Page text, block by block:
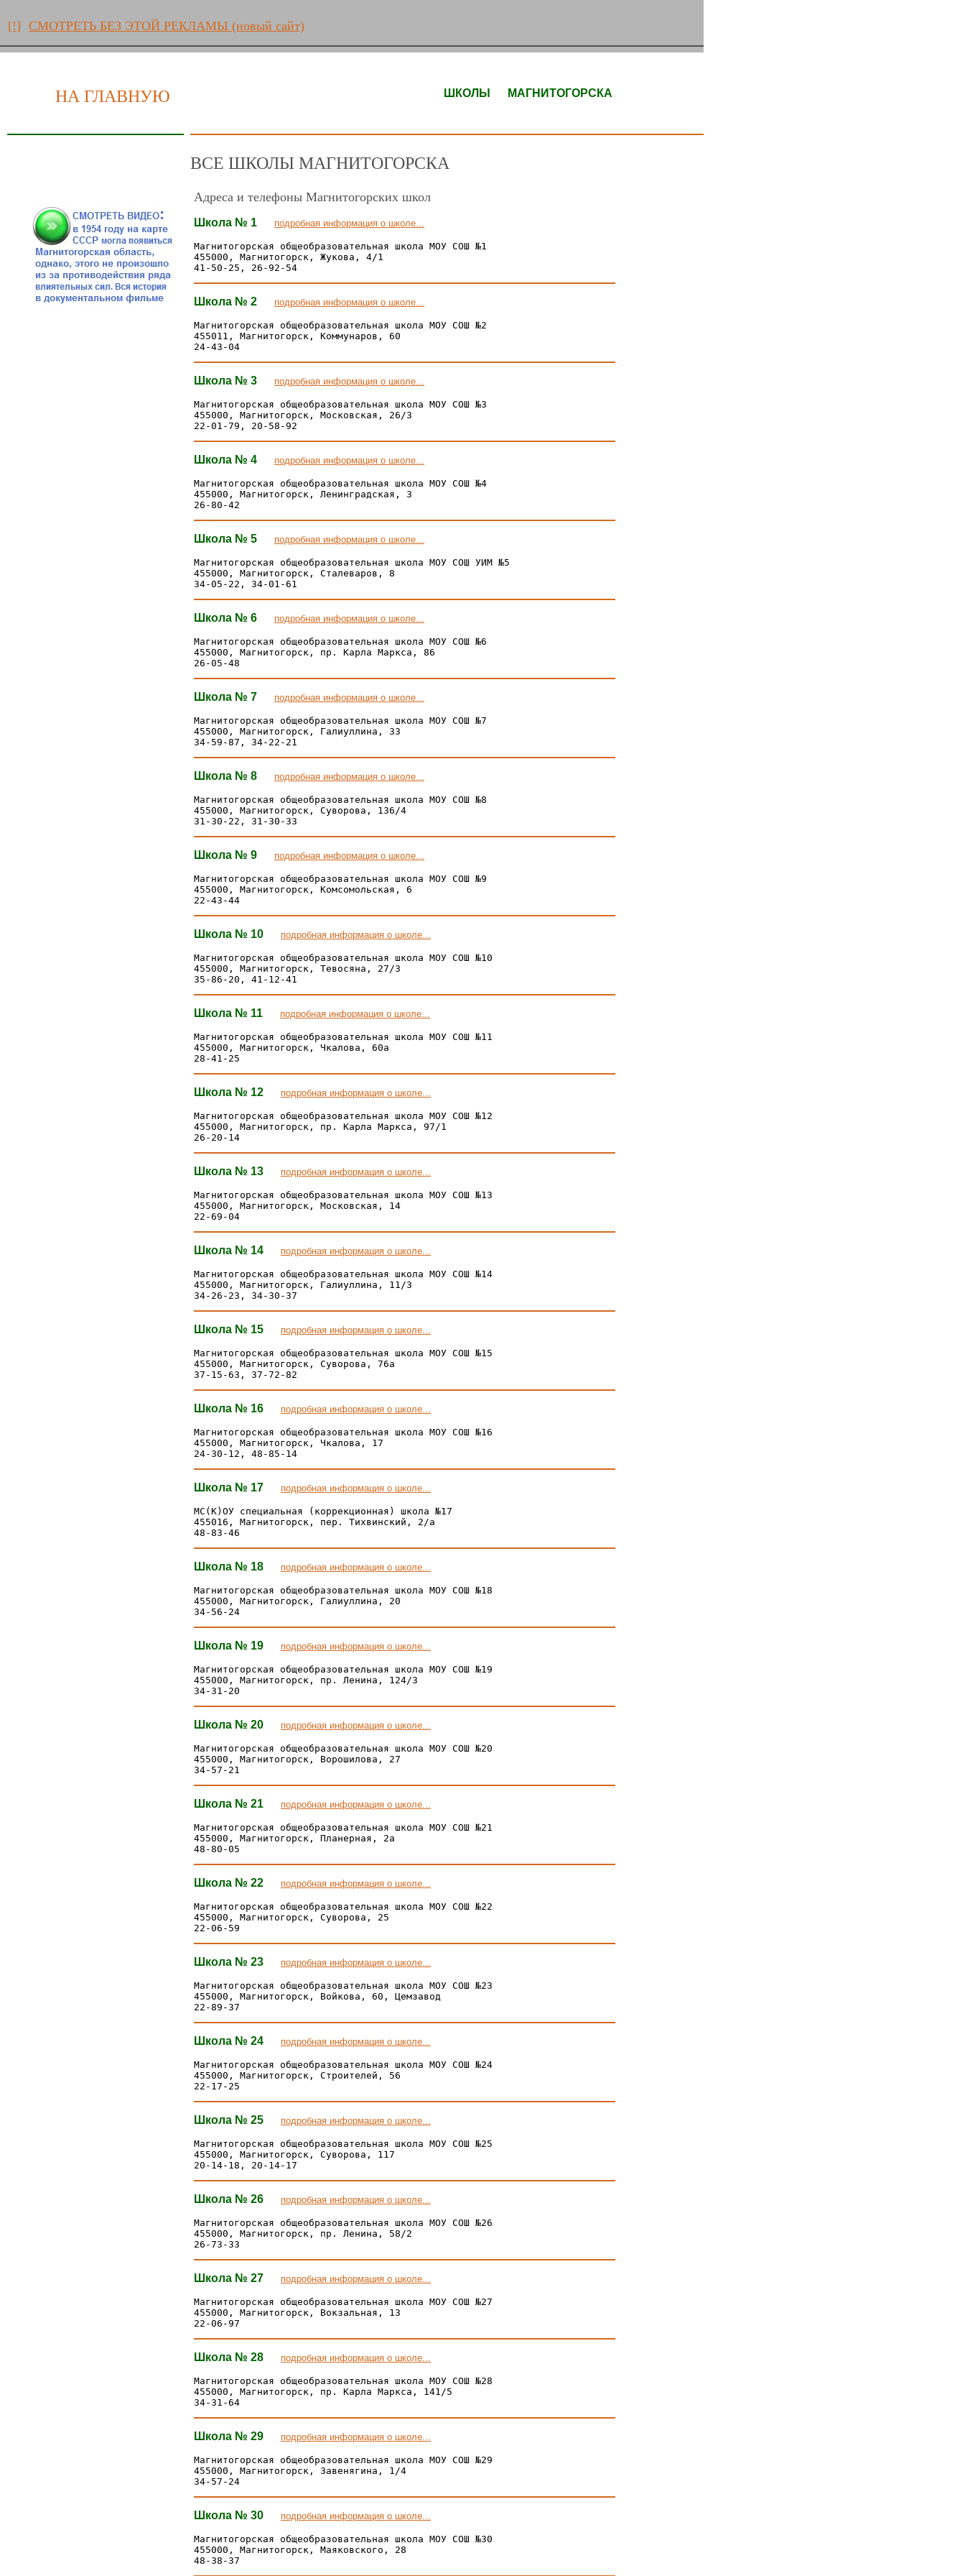
[!] СМОТРЕТЬ БЕЗ ЭТОЙ РЕКЛАМЫ (новый сайт)
НА ГЛАВНУЮ ШКОЛЫ МАГНИТОГОРСКА
ВСЕ ШКОЛЫ МАГНИТОГОРСКА
Адреса и телефоны Магнитогорских школ
Школа № 1 подробная информация о школе...
Магнитогорская общеобразовательная школа МОУ СОШ №1
455000, Магнитогорск, Жукова, 4/1
Школа № 2 подробная информация о школе...
Магнитогорская общеобразовательная школа МОУ СОШ №2
455011, Магнитогорск, Коммунаров, 60
Школа № 3 подробная информация о школе...
Магнитогорская общеобразовательная школа МОУ СОШ №3
455000, Магнитогорск, Московская, 26/3
Школа № 4 подробная информация о школе...
Магнитогорская общеобразовательная школа МОУ СОШ №4
455000, Магнитогорск, Ленинградская, 3
Школа № 5 подробная информация о школе...
Магнитогорская общеобразовательная школа МОУ СОШ УИМ №5
455000, Магнитогорск, Сталеваров, 8
Школа № 6 подробная информация о школе...
Магнитогорская общеобразовательная школа МОУ СОШ №6
455000, Магнитогорск, пр. Карла Маркса, 86
Школа № 7 подробная информация о школе...
Магнитогорская общеобразовательная школа МОУ СОШ №7
455000, Магнитогорск, Галиуллина, 33
Школа № 8 подробная информация о школе...
Магнитогорская общеобразовательная школа МОУ СОШ №8
455000, Магнитогорск, Суворова, 136/4
Школа № 9 подробная информация о школе...
Магнитогорская общеобразовательная школа МОУ СОШ №9
455000, Магнитогорск, Комсомольская, 6
Школа № 10 подробная информация о школе...
Магнитогорская общеобразовательная школа МОУ СОШ №10
455000, Магнитогорск, Тевосяна, 27/3
Школа № 11 подробная информация о школе...
Магнитогорская общеобразовательная школа МОУ СОШ №11
455000, Магнитогорск, Чкалова, 60а
Школа № 12 подробная информация о школе...
Магнитогорская общеобразовательная школа МОУ СОШ №12
455000, Магнитогорск, пр. Карла Маркса, 97/1
Школа № 13 подробная информация о школе...
Магнитогорская общеобразовательная школа МОУ СОШ №13
455000, Магнитогорск, Московская, 14
Школа № 14 подробная информация о школе...
Магнитогорская общеобразовательная школа МОУ СОШ №14
455000, Магнитогорск, Галиуллина, 11/3
Школа № 15 подробная информация о школе...
Магнитогорская общеобразовательная школа МОУ СОШ №15
455000, Магнитогорск, Суворова, 76а
Школа № 16 подробная информация о школе...
Магнитогорская общеобразовательная школа МОУ СОШ №16
455000, Магнитогорск, Чкалова, 17
Школа № 17 подробная информация о школе...
МС(К)ОУ специальная (коррекционная) школа №17
455016, Магнитогорск, пер. Тихвинский, 2/а
Школа № 18 подробная информация о школе...
Магнитогорская общеобразовательная школа МОУ СОШ №18
455000, Магнитогорск, Галиуллина, 20
Школа № 19 подробная информация о школе...
Магнитогорская общеобразовательная школа МОУ СОШ №19
455000, Магнитогорск, пр. Ленина, 124/3
Школа № 20 подробная информация о школе...
Магнитогорская общеобразовательная школа МОУ СОШ №20
455000, Магнитогорск, Ворошилова, 27
Школа № 21 подробная информация о школе...
Магнитогорская общеобразовательная школа МОУ СОШ №21
455000, Магнитогорск, Планерная, 2а
Школа № 22 подробная информация о школе...
Магнитогорская общеобразовательная школа МОУ СОШ №22
455000, Магнитогорск, Суворова, 25
Школа № 23 подробная информация о школе...
Магнитогорская общеобразовательная школа МОУ СОШ №23
455000, Магнитогорск, Войкова, 60, Цемзавод
Школа № 24 подробная информация о школе...
Магнитогорская общеобразовательная школа МОУ СОШ №24
455000, Магнитогорск, Строителей, 56
Школа № 25 подробная информация о школе...
Магнитогорская общеобразовательная школа МОУ СОШ №25
455000, Магнитогорск, Суворова, 117
Школа № 26 подробная информация о школе...
Магнитогорская общеобразовательная школа МОУ СОШ №26
455000, Магнитогорск, пр. Ленина, 58/2
Школа № 27 подробная информация о школе...
Магнитогорская общеобразовательная школа МОУ СОШ №27
455000, Магнитогорск, Вокзальная, 13
Школа № 28 подробная информация о школе...
Магнитогорская общеобразовательная школа МОУ СОШ №28
455000, Магнитогорск, пр. Карла Маркса, 141/5
Школа № 29 подробная информация о школе...
Магнитогорская общеобразовательная школа МОУ СОШ №29
455000, Магнитогорск, Завенягина, 1/4
Школа № 30 подробная информация о школе...
Магнитогорская общеобразовательная школа МОУ СОШ №30
455000, Магнитогорск, Маяковского, 28